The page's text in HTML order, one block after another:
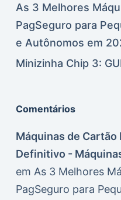
As 3 Melhores
PagSeguro para
e Autônomos em
Minizinha Chip 3:
Comentários
Máquinas de Cartão
Definitivo -
em As 3 Melhores
PagSeguro para